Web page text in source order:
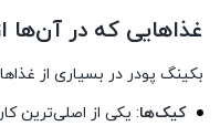
غذاهایی که در آن‌ها
بکینگ پودر در بسیاری از
کیک‌ها: یکی از اصلی‌ترین